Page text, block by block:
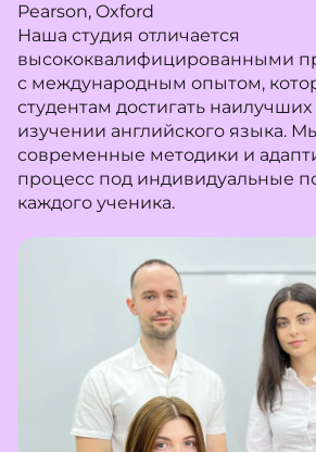
Pearson, Oxford
Наша студия отличается
высококвалифицированными
с международным опытом,
студентам достигать наилучших
изучении английского языка.
современные методики и
процесс под индивидуальные
каждого ученика.